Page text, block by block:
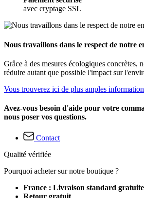
avec cryptage SSL
Nous travaillons dans le respect de notre
Grâce à des mesures écologiques concrètes,
réduire autant que possible l'impact sur
Vous trouverez ici de plus amples
Avez-vous besoin d'aide pour votre
nous poser vos questions.
Contact
Qualité vérifiée
Pourquoi acheter sur notre boutique ?
France : Livraison standard gratuite